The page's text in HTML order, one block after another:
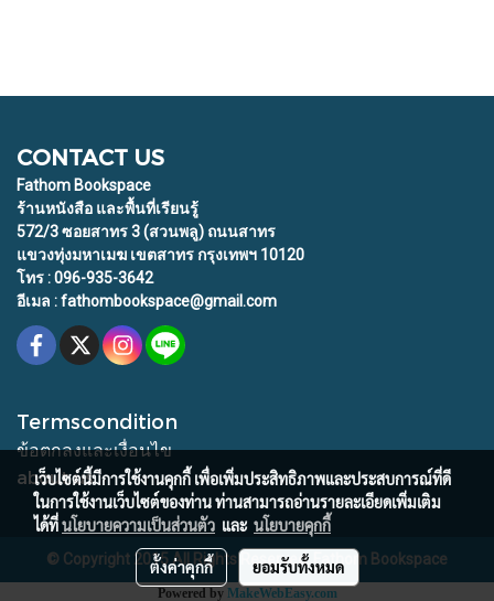
CONTACT US
Fathom Bookspace
ร้านหนังสือ และพื้นที่เรียนรู้
572/3 ซอยสาทร 3 (สวนพลู) ถนนสาทร
แขวงทุ่งมหาเมฆ เขตสาทร กรุงเทพฯ 10120
โทร : 096-935-3642
อีเมล : fathombookspace@gmail.com
Termscondition
ข้อตกลงและเงื่อนไข
about us
© Copyright 2015 All Rights Reserved. Fathom Bookspace
Powered by MakeWebEasy.com
เว็บไซต์นี้มีการใช้งานคุกกี้ เพื่อเพิ่มประสิทธิภาพและประสบการณ์ที่ดี
ในการใช้งานเว็บไซต์ของท่าน ท่านสามารถอ่านรายละเอียดเพิ่มเติม
ได้ที่นโยบายความเป็นส่วนตัว และ นโยบายคุกกี้
ตั้งค่าคุกกี้ ยอมรับทั้งหมด